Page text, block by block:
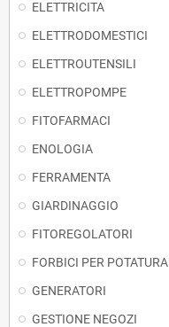
ELETTRICITA
ELETTRODOMESTICI
ELETTROUTENSILI
ELETTROPOMPE
FITOFARMACI
ENOLOGIA
FERRAMENTA
GIARDINAGGIO
FITOREGOLATORI
FORBICI PER POTATURA
GENERATORI
GESTIONE NEGOZI